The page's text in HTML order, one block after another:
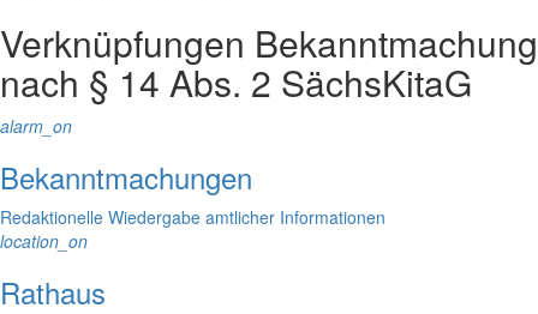
Verknüpfungen Bekanntmachung
nach § 14 Abs. 2 SächsKitaG
alarm_on
Bekanntmachungen
Redaktionelle Wiedergabe amtlicher Informationen
location_on
Rathaus